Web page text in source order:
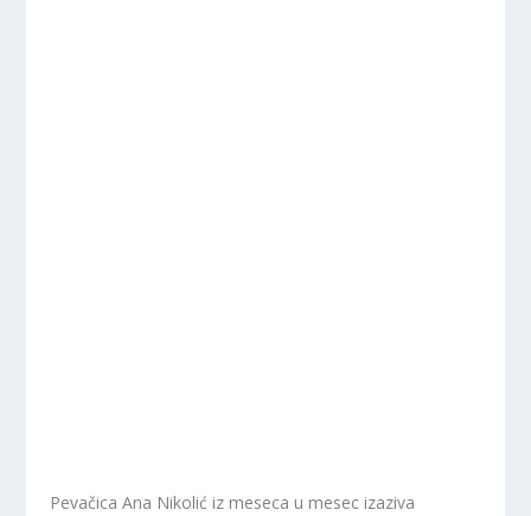
Pevačica Ana Nikolić iz meseca u mesec izaziva